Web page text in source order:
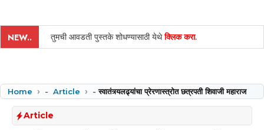
NEW.. तुमची आवडती पुस्तके शोधण्यासाठी येथेक्लिक करा.
Home - Article -स्वातंत्र्यलढ्यांचा प्रेरणास्त्रोत छत्रपती शिवाजी महाराज
Article